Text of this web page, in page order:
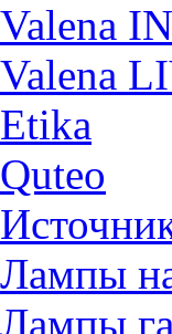
Valena
Valena
Etika
Quteo
Лампы
Лампы